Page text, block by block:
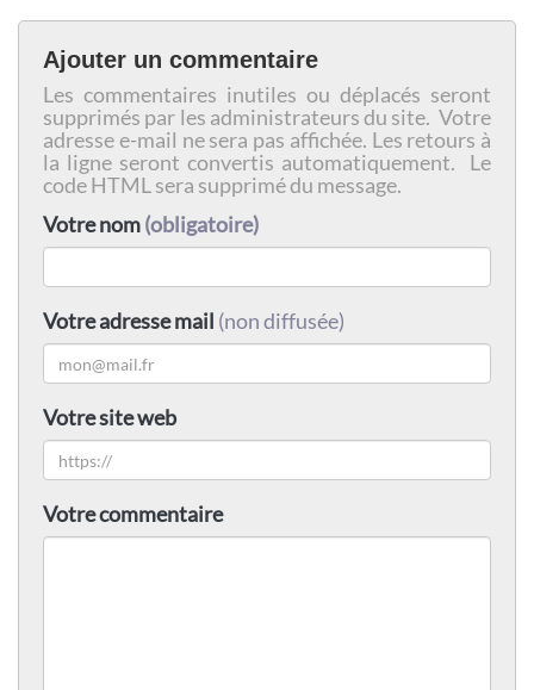
Ajouter un commentaire
Les commentaires inutiles ou déplacés seront
supprimés par les administrateurs du site. Votre
adresse e-mail ne sera pas affichée. Les retours à
la ligne seront convertis automatiquement. Le
code HTML sera supprimé du message.
Votre nom(obligatoire)
Votre adresse mail (non diffusée)
Votre site web
Votre commentaire